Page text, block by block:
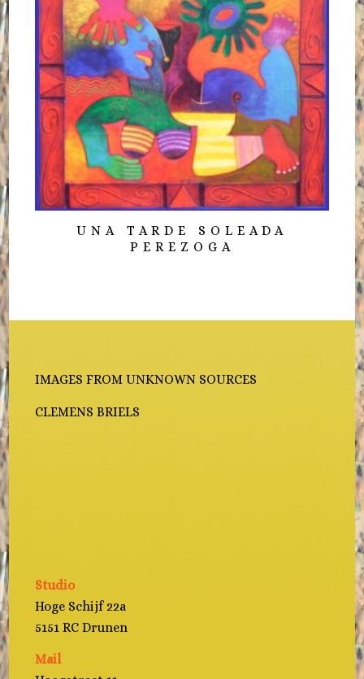
UNA TARDE SOLEADA
PEREZOGA
IMAGES FROM UNKNOWN SOURCES
CLEMENS BRIELS
Studio
Hoge Schijf 22a
5151 RC Drunen
Mail